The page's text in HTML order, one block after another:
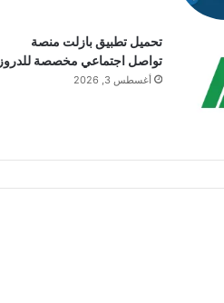
تحميل تطبيق بازلت منصة
تواصل اجتماعي مخصصة للدروز
أغسطس 3, 2026